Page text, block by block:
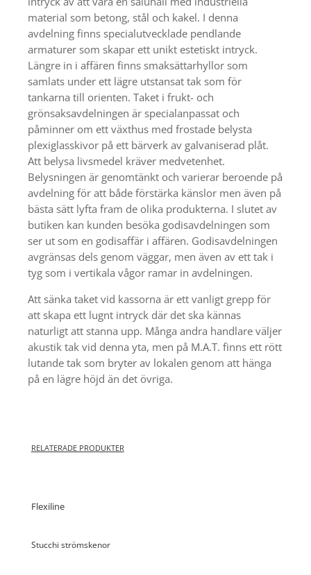
material som betong, stål och kakel. I denna
avdelning finns specialutvecklade pendlande
armaturer som skapar ett unikt estetiskt intryck.
Längre in i affären finns smaksättarhyllor som
samlats under ett lägre utstansat tak som för
tankarna till orienten. Taket i frukt- och
grönsaksavdelningen är specialanpassat och
påminner om ett växthus med frostade belysta
plexiglasskivor på ett bärverk av galvaniserad plåt.
Att belysa livsmedel kräver medvetenhet.
Belysningen är genomtänkt och varierar beroende på
avdelning för att både förstärka känslor men även på
bästa sätt lyfta fram de olika produkterna. I slutet av
butiken kan kunden besöka godisavdelningen som
ser ut som en godisaffär i affären. Godisavdelningen
avgränsas dels genom väggar, men även av ett tak i
tyg som i vertikala vågor ramar in avdelningen.
Att sänka taket vid kassorna är ett vanligt grepp för
att skapa ett lugnt intryck där det ska kännas
naturligt att stanna upp. Många andra handlare väljer
akustik tak vid denna yta, men på M.A.T. finns ett rött
lutande tak som bryter av lokalen genom att hänga
på en lägre höjd än det övriga.
RELATERADE PRODUKTER
Flexiline
Stucchi strömskenor